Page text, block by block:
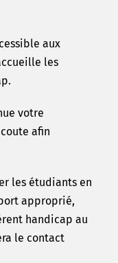
aux
les
votre
afin
les étudiants en
approprié,
handicap au
le contact